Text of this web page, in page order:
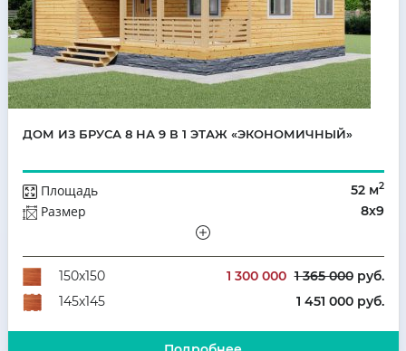
ДОМ ИЗ БРУСА 8 НА 9 В 1 ЭТАЖ «ЭКОНОМИЧНЫЙ»
Площадь 52 м2
Размер 8х9
Количество комнат
2
150х150
1 300 000 1 365 000руб.
145х145
1 451 000 руб.